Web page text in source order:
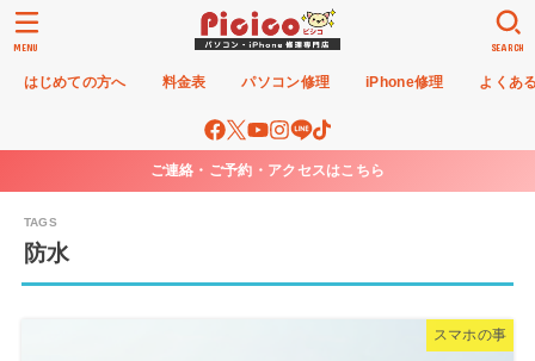
はじめての方へ 料金表 パソコン修理 iPhone修理 よくあ
SEARCH
MENU
ご連絡・ご予約・アクセスはこちら
防水
スマホの事